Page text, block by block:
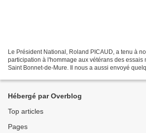
Le Président National, Roland PICAUD, a tenu à
participation à l'hommage aux vétérans des essais
Saint Bonnet-de-Mure. Il nous a aussi envoyé
Hébergé par Overblog
Top articles
Pages